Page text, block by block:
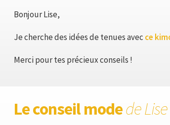
Bonjour Lise,
Je cherche des idées de tenues avec ce
Merci pour tes précieux conseils !
Le conseil modede Lise